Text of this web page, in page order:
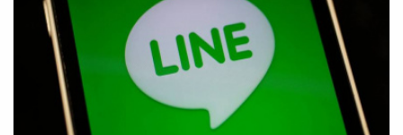
算是我的媒人！」如果說陳仲謀是林理惠的爵士音樂啟蒙老
師，那麼現在的老公則是她音樂上的「貴人」，不僅帶著她
認識了解更多的爵士之美，更是她這張《色緻》的重要幕後
推手，林理惠透露：「由於平常工作忙碌，自身的創作作品
是零星又分散，加上個性不太積極，通常也都還是以製作別